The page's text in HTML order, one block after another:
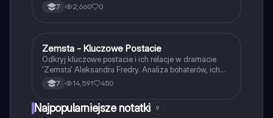
Słowackiego.
7 2,660 0
Język polski
Zemsta - Kluczowe Postacie
Odkryj kluczowe postacie i ich relacje w dramacie
'Zemsta' Aleksandra Fredry. Analiza bohaterów, ich
cech oraz kontekstu historycznego akcji. Idealne dla
uczniów przygotowujących się do lekcji lub
7 14,591 450
Najpopularniejsze notatki 9